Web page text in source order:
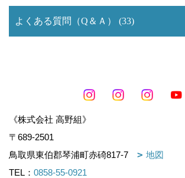
よくある質問（Q＆Ａ） (33)
《株式会社 高野組》
〒689-2501
鳥取県東伯郡琴浦町赤碕817-7
地図
TEL： 0858-55-0921